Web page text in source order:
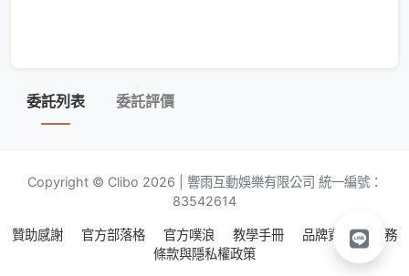
委託列表 委託評價
Copyright © Clibo 2026 | 響雨互動娛樂有限公司 統一編號：
83542614
贊助感謝 官方部落格 官方噗浪 教學手冊 品牌資源
服務
條款與隱私權政策